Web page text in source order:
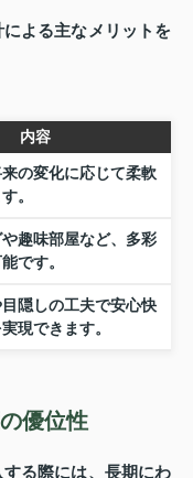
よる主なメリットを
内容
の変化に応じて柔軟
。
趣味部屋など、多彩
です。
隠しの工夫で安心快
現できます。
優位性
る際には、長期にわ